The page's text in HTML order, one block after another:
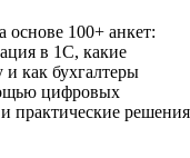
100+ анкет:
в 1С, какие
и как бухгалтеры
цифровых
практические решения